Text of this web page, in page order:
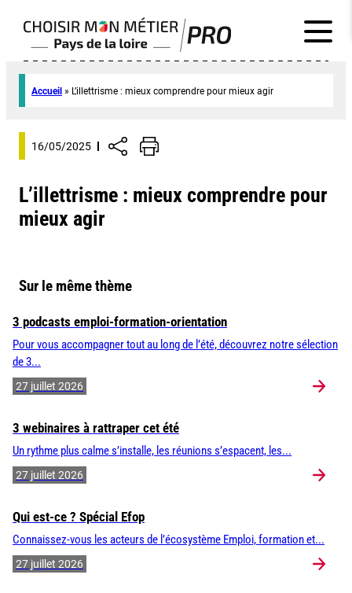
Accueil » L’illettrisme : mieux comprendre pour mieux agir
16/05/2025
L’illettrisme : mieux comprendre pour
mieux agir
Sur le même thème
3 podcasts emploi-formation-orientation
Pour vous accompagner tout au long de l’été, découvrez notre sélection
de 3...
27 juillet 2026
3 webinaires à rattraper cet été
Un rythme plus calme s’installe, les réunions s’espacent, les...
27 juillet 2026
Qui est-ce ? Spécial Efop
Connaissez-vous les acteurs de l’écosystème Emploi, formation et...
27 juillet 2026